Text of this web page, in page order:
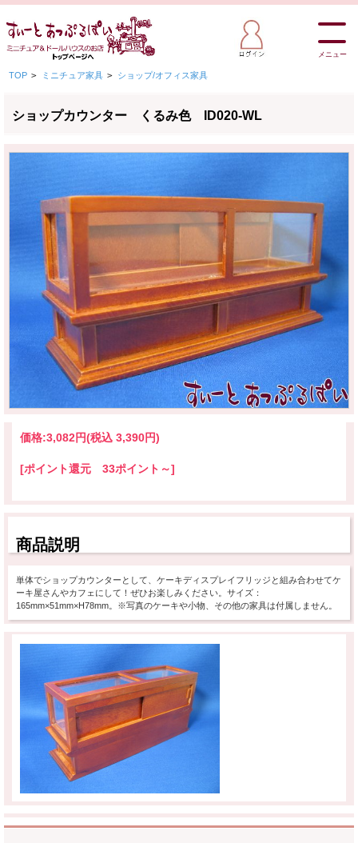
メニュー
TOP > ミニチュア家具 > ショップ/オフィス家具
ショップカウンター くるみ色 ID020-WL
価格:3,082円(税込 3,390円)
[ポイント還元 33ポイント～]
商品説明
単体でショップカウンターとして、ケーキディスプレイフリッジと組み合わせてケ
ーキ屋さんやカフェにして！ぜひお楽しみください。サイズ：
165mm×51mm×H78mm。※写真のケーキや小物、その他の家具は付属しません。